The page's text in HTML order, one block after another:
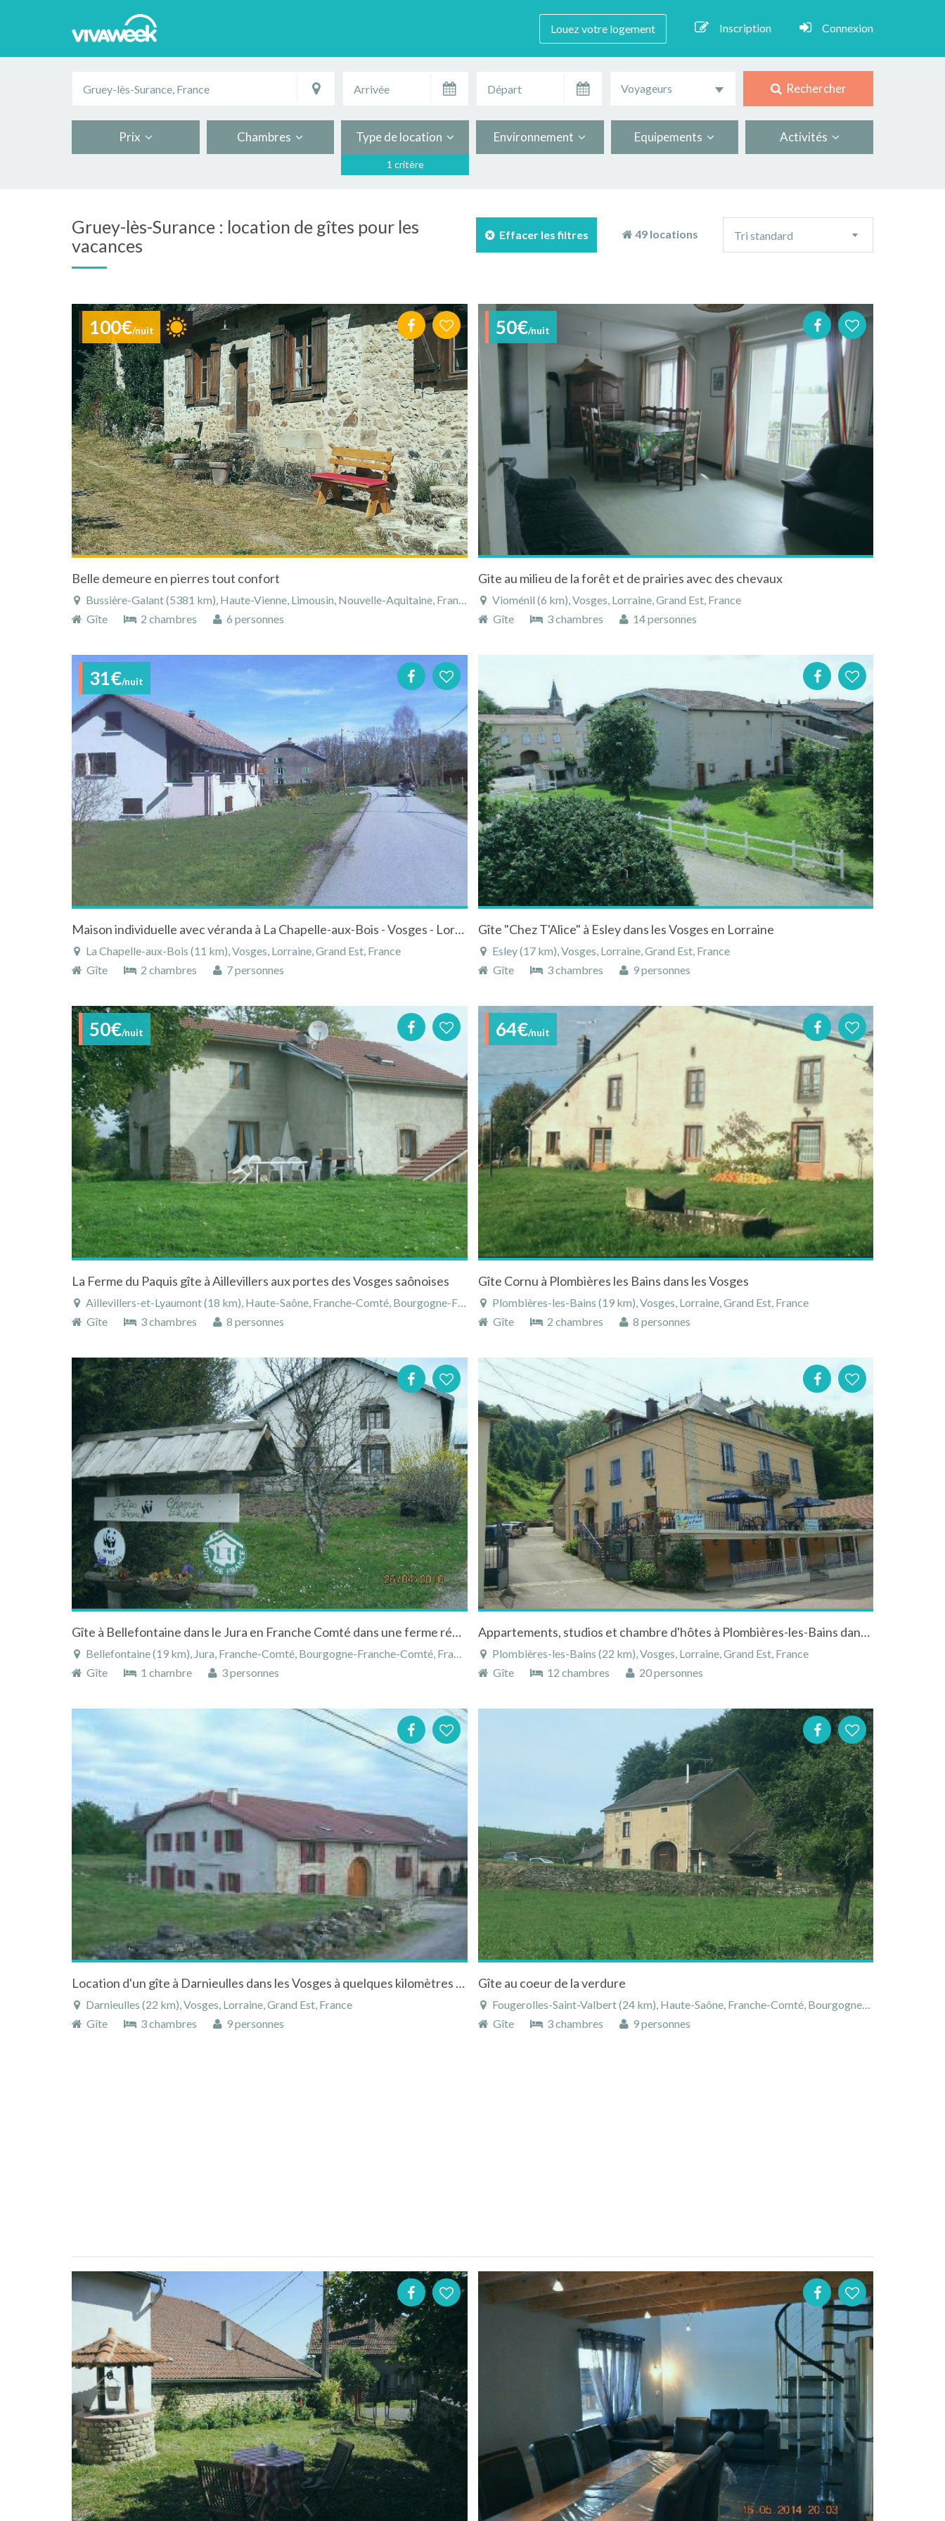
Louez votre logement Inscription Connexion
Voyageurs Rechercher
Prix Chambres Type de location
1 critère
Environnement Equipements Activités
Gruey-lès-Surance : location de gîtes pour les
vacances
Effacer les filtres 49 locations
tri
Tri standard
100€/nuit
Belle demeure en pierres tout confort
Bussière-Galant (5381 km), Haute-Vienne, Limousin, Nouvelle-Aquitaine, France
Gîte
2 chambres 6 personnes
50€/nuit
Gite au milieu de la forêt et de prairies avec des chevaux
Vioménil (6 km), Vosges, Lorraine, Grand Est, France
Gîte
3 chambres 14 personnes
31€/nuit
Maison individuelle avec véranda à La Chapelle-aux-Bois - Vosges - Lorraine
La Chapelle-aux-Bois (11 km), Vosges, Lorraine, Grand Est, France
Gîte
2 chambres 7 personnes
Gîte "Chez T'Alice" à Esley dans les Vosges en Lorraine
Esley (17 km), Vosges, Lorraine, Grand Est, France
Gîte
3 chambres 9 personnes
50€/nuit
La Ferme du Paquis gîte à Aillevillers aux portes des Vosges saônoises
Aillevillers-et-Lyaumont (18 km), Haute-Saône, Franche-Comté, Bourgogne-Franche-Comté, France
Gîte
3 chambres 8 personnes
64€/nuit
Gîte Cornu à Plombières les Bains dans les Vosges
Plombières-les-Bains (19 km), Vosges, Lorraine, Grand Est, France
Gîte
2 chambres 8 personnes
Gîte à Bellefontaine dans le Jura en Franche Comté dans une ferme rénovée
Bellefontaine (19 km), Jura, Franche-Comté, Bourgogne-Franche-Comté, France
Gîte
1 chambre 3 personnes
Appartements, studios et chambre d'hôtes à Plombières-les-Bains dans les Vosges
Plombières-les-Bains (22 km), Vosges, Lorraine, Grand Est, France
Gîte
12 chambres 20 personnes
Location d'un gîte à Darnieulles dans les Vosges à quelques kilomètres d'Epinal.
Darnieulles (22 km), Vosges, Lorraine, Grand Est, France
Gîte
3 chambres 9 personnes
Gîte au coeur de la verdure
Fougerolles-Saint-Valbert (24 km), Haute-Saône, Franche-Comté, Bourgogne-Franche-Comté, France
Gîte
3 chambres 9 personnes